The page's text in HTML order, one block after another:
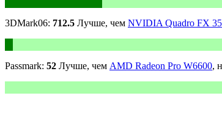
3DMark06: 712.5 Лучше, чем NVIDIA Quadro FX
Passmark: 52 Лучше, чем AMD Radeon Pro W6600,